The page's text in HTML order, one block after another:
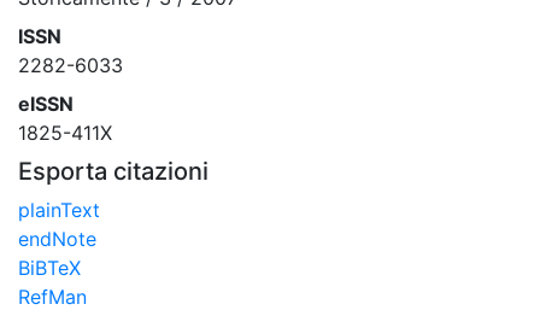
ISSN
2282-6033
eISSN
1825-411X
Esporta citazioni
plainText
endNote
BiBTeX
RefMan